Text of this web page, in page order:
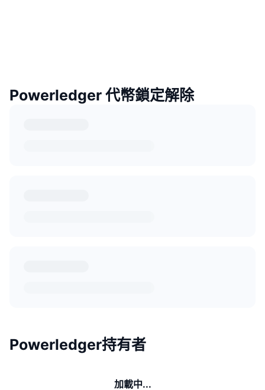
Powerledger 代幣鎖定解除
Powerledger持有者
加載中...